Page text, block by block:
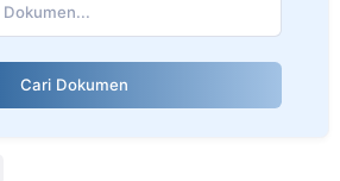
Cari Dokumen